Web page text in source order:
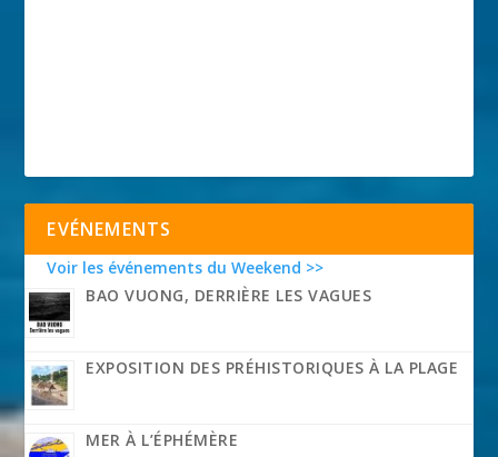
EVÉNEMENTS
Voir les événements du Weekend >>
BAO VUONG, DERRIÈRE LES VAGUES
EXPOSITION DES PRÉHISTORIQUES À LA PLAGE
MER À L’ÉPHÉMÈRE